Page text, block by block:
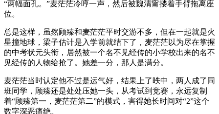
“两幅面孔。”麦茫茫冷哼一声，然后被魏清甯搂着手臂拖离座
位。
总是这样，虽然顾臻和麦茫茫平时交游不多，但在一起就是火
星撞地球，梁子估计是入学前就结下了，麦茫茫以为尽在掌握
的中考状元头衔，居然被一个名不见经传的小学校出来的名不
见经传的人物给抢了。她差一分，那人是满分。
麦茫茫当时认定他不过是运气好，结果上了昳中，两人成了同
班同学，顾臻还是处处压她一头，从考试到竞赛，永远复制
着“顾臻第一，麦茫茫第二”的模式，害得她长时间对“2”这个
数字深恶痛绝。